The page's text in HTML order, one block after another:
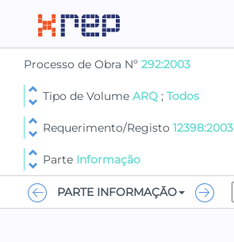
Processo de Obra Nº 292:2003
Tipo de Volume ARQ ; Todos
Requerimento/Registo 12398:2003
Parte Informação
PARTE INFORMAÇÃO